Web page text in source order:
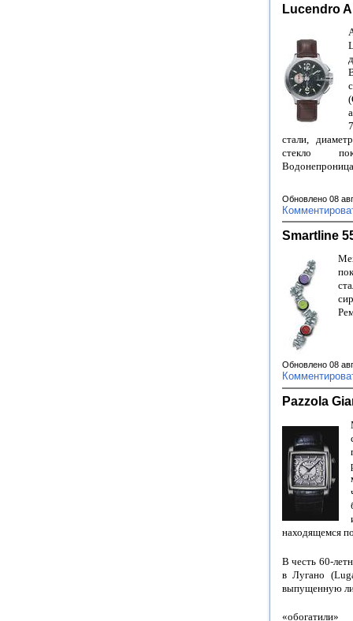
Lucendro
стали,
стекло
Обновлено 08
Smartline
Обновлено 08
Pazzola
находящемся
В честь 60-
в Лугано
выпущенную